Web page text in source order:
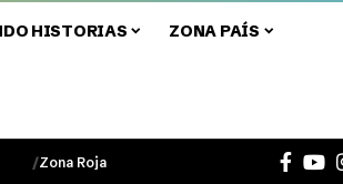
HISTORIAS ZONA PAÍS
Zona Roja